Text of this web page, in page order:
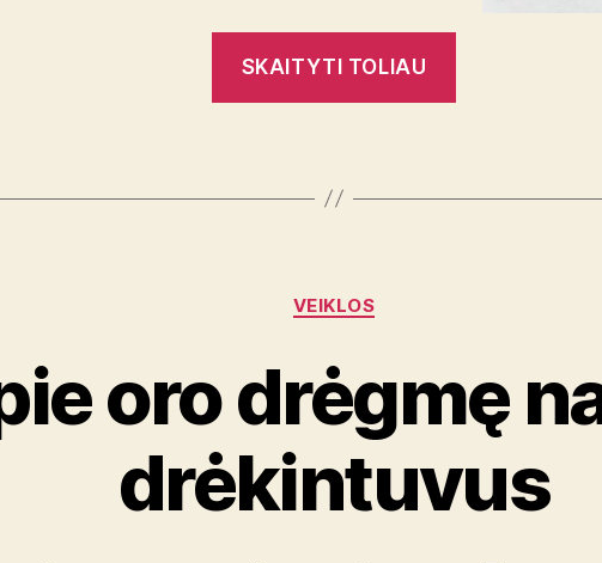
SKAITYTI TOLIAU
pasirinkimas
Kategorijos
VEIKLOS
oro drėgmę
drėkintuvus